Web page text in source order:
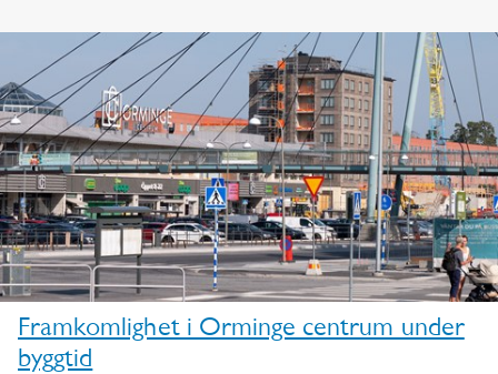
Framkomlighet i Orminge centrum under
byggtid